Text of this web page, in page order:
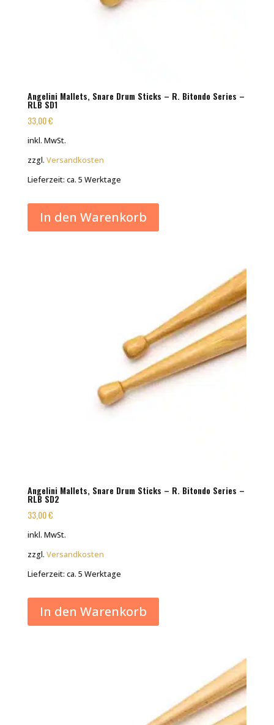
Angelini Mallets, Snare Drum Sticks – R. Bitondo Series –
RLB SD1
33,00€
inkl. MwSt.
zzgl. Versandkosten
Lieferzeit: ca. 5 Werktage
In den Warenkorb
Angelini Mallets, Snare Drum Sticks – R. Bitondo Series –
RLB SD2
33,00€
inkl. MwSt.
zzgl. Versandkosten
Lieferzeit: ca. 5 Werktage
In den Warenkorb